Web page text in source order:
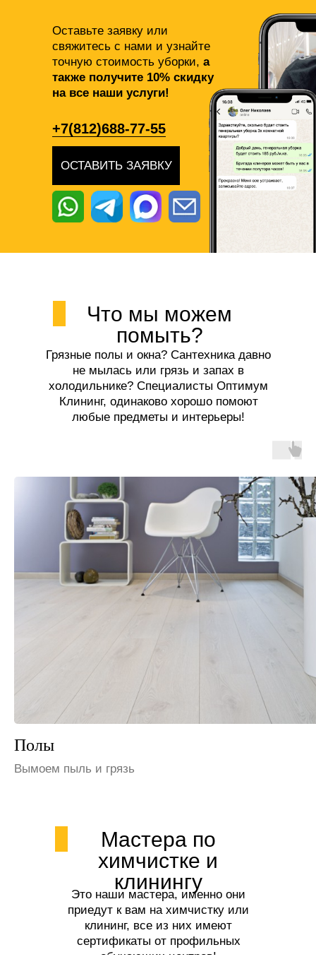
Оставьте заявку или
свяжитесь с нами и узнайте
точную стоимость уборки, а
также получите 10% скидку
на все наши услуги!
ОСТАВИТЬ ЗАЯВКУ
+7(812)688-77-55
Что мы можем
помыть?
Грязные полы и окна? Сантехника давно
не мылась или грязь и запах в
холодильнике? Специалисты Оптимум
Клининг, одинаково хорошо помоют
любые предметы и интерьеры!
Шкафы и полки
Избавим от пыли
Мастера по
химчистке и
клинингу
Это наши мастера, именно они
приедут к вам на химчистку или
клининг, все из них имеют
сертификаты от профильных
обучающих центров!